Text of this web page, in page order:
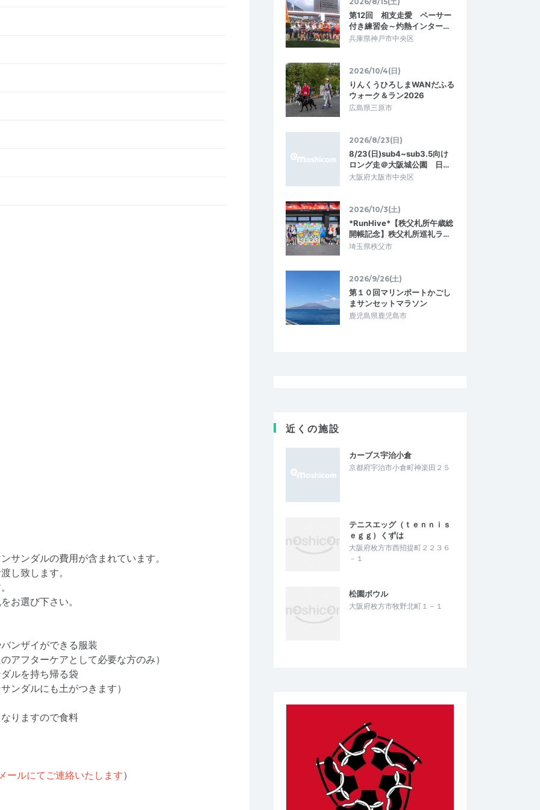
サンダルの費用が含まれています。
し致します。
お選び下さい。
ンザイができる服装
アフターケアとして必要な方のみ）
ルを持ち帰る袋
ンダルにも土がつきます）
りますので食料
ールにてご連絡いたします）
第12回 相支走愛 ペーサー
付き練習会～灼熱インター…
兵庫県神戸市中央区
2026/10/4(日)
りんくうひろしまWANだふる
ウォーク＆ラン2026
広島県三原市
2026/8/23(日)
8/23(日)sub4~sub3.5向け
ロング走＠大阪城公園 日…
大阪府大阪市中央区
2026/10/3(土)
*RunHive*【秩父札所午歳総
開帳記念】秩父札所巡礼ラ…
埼玉県秩父市
2026/9/26(土)
第１０回マリンポートかごし
まサンセットマラソン
鹿児島県鹿児島市
近くの施設
カーブス宇治小倉
京都府宇治市小倉町神楽田２５
テニスエッグ（ｔｅｎｎｉｓ
ｅｇｇ）くずは
大阪府枚方市西招提町２２３６
－１
松園ボウル
大阪府枚方市牧野北町１－１